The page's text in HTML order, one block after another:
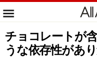
チョコレートが
うな依存性があ